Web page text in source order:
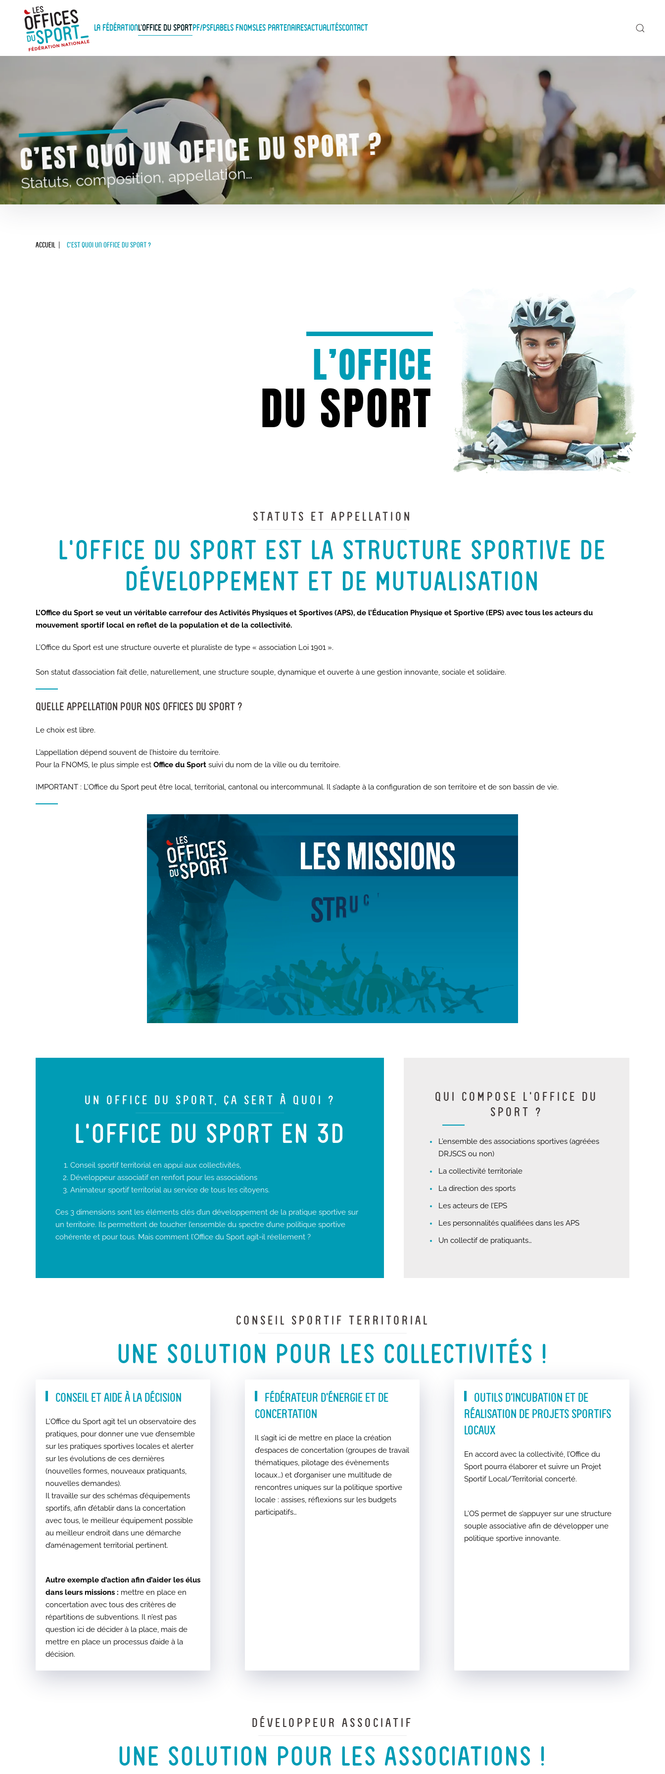
Skip to main content
La Fédération L'Office du SportPF/PSF Labels FNOMS Les PartenairesActualitésContact
C’EST QUOI UN OFFICE DU SPORT ?
Statuts, composition, appellation…
Accueil C’est quoi un Office du Sport ?
L’OFFICE
DU SPORT
STATUTS ET APPELLATION
L’OFFICE DU SPORT EST LA STRUCTURE SPORTIVE DE
DÉVELOPPEMENT ET DE MUTUALISATION
L’Office du Sport se veut un véritable carrefour des Activités Physiques et Sportives (APS), de l’Éducation Physique et Sportive (EPS) avec tous les acteurs du
mouvement sportif local en reflet de la population et de la collectivité.
L’Office du Sport est une structure ouverte et pluraliste de type « association Loi 1901 ».
Son statut d’association fait d’elle, naturellement, une structure souple, dynamique et ouverte à une gestion innovante, sociale et solidaire.
QUELLE APPELLATION POUR NOS OFFICES DU SPORT ?
Le choix est libre.
L’appellation dépend souvent de l’histoire du territoire.
Pour la FNOMS, le plus simple est Office du Sport suivi du nom de la ville ou du territoire.
IMPORTANT : L’Office du Sport peut être local, territorial, cantonal ou intercommunal. Il s’adapte à la configuration de son territoire et de son bassin de vie.
UN OFFICE DU SPORT, ÇA SERT À QUOI ?
L’OFFICE DU SPORT EN 3D
Conseil sportif territorial en appui aux collectivités,
Développeur associatif en renfort pour les associations
Animateur sportif territorial au service de tous les citoyens.
Ces 3 dimensions sont les éléments clés d’un développement de la pratique sportive sur
un territoire. Ils permettent de toucher l’ensemble du spectre d’une politique sportive
cohérente et pour tous. Mais comment l’Office du Sport agit-il réellement ?
QUI COMPOSE L’OFFICE DU
SPORT ?
L’ensemble des associations sportives (agréées
DRJSCS ou non)
La collectivité territoriale
La direction des sports
Les acteurs de l’EPS
Les personnalités qualifiées dans les APS
Un collectif de pratiquants…
CONSEIL SPORTIF TERRITORIAL
UNE SOLUTION POUR LES COLLECTIVITÉS !
CONSEIL ET AIDE À LA DÉCISION
L’Office du Sport agit tel un observatoire des
pratiques, pour donner une vue d’ensemble
sur les pratiques sportives locales et alerter
sur les évolutions de ces dernières
(nouvelles formes, nouveaux pratiquants,
nouvelles demandes).
Il travaille sur des schémas d’équipements
sportifs, afin d’établir dans la concertation
avec tous, le meilleur équipement possible
au meilleur endroit dans une démarche
d’aménagement territorial pertinent.
Autre exemple d’action afin d’aider les élus
dans leurs missions : mettre en place en
concertation avec tous des critères de
répartitions de subventions. Il n’est pas
question ici de décider à la place, mais de
mettre en place un processus d’aide à la
décision.
FÉDÉRATEUR D’ÉNERGIE ET DE
CONCERTATION
Il s’agit ici de mettre en place la création
d’espaces de concertation (groupes de travail
thématiques, pilotage des évènements
locaux…) et d’organiser une multitude de
rencontres uniques sur la politique sportive
locale : assises, réflexions sur les budgets
participatifs…
OUTILS D’INCUBATION ET DE
RÉALISATION DE PROJETS SPORTIFS
LOCAUX
En accord avec la collectivité, l’Office du
Sport pourra élaborer et suivre un Projet
Sportif Local/Territorial concerté.
L’OS permet de s’appuyer sur une structure
souple associative afin de développer une
politique sportive innovante.
DÉVELOPPEUR ASSOCIATIF
UNE SOLUTION POUR LES ASSOCIATIONS !
Panneau de gestion des cookies